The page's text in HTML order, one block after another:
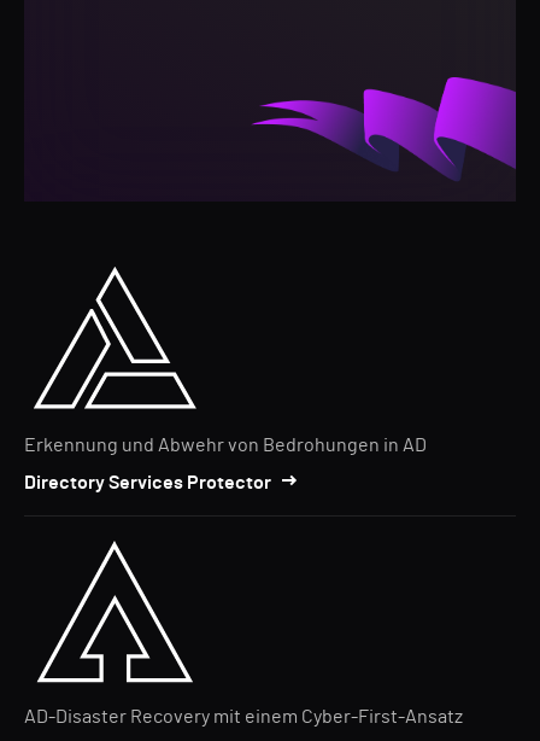
Erkennung und Abwehr von Bedrohungen in AD
Directory Services Protector
AD-Disaster Recovery mit einem Cyber-First-Ansatz